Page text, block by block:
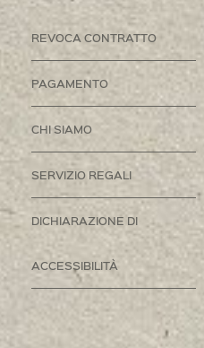
REVOCA CONTRATTO
PAGAMENTO
CHI SIAMO
SERVIZIO REGALI
DICHIARAZIONE DI
ACCESSIBILITÀ